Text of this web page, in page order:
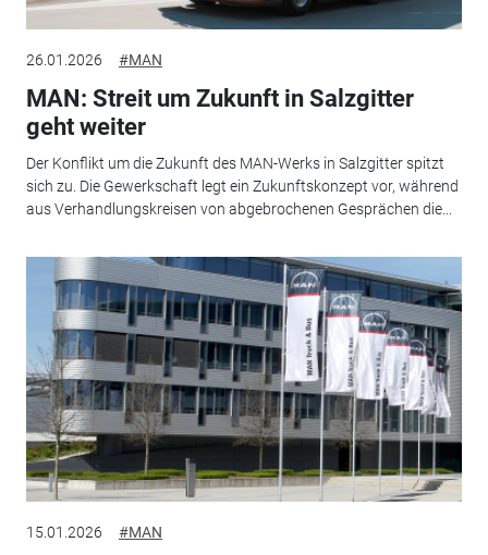
26.01.2026 #MAN
MAN: Streit um Zukunft in Salzgitter
geht weiter
Der Konflikt um die Zukunft des MAN-Werks in Salzgitter spitzt
sich zu. Die Gewerkschaft legt ein Zukunftskonzept vor, während
aus Verhandlungskreisen von abgebrochenen Gesprächen die...
15.01.2026 #MAN